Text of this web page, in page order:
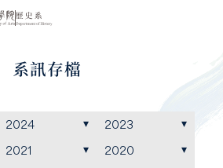
系訊存檔
2024
2023
2021
2020